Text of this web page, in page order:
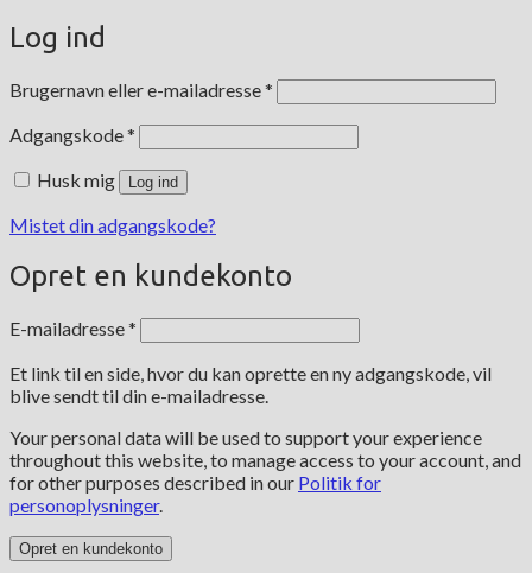
Log ind
Brugernavn eller e-mailadresse* Påkrævet
Adgangskode* Påkrævet
Husk mig Log ind
Mistet din adgangskode?
Opret en kundekonto
E-mailadresse* Påkrævet
Et link til en side, hvor du kan oprette en ny adgangskode, vil
blive sendt til din e-mailadresse.
Your personal data will be used to support your experience
throughout this website, to manage access to your account, and
for other purposes described in our Politik for
personoplysninger.
Opret en kundekonto